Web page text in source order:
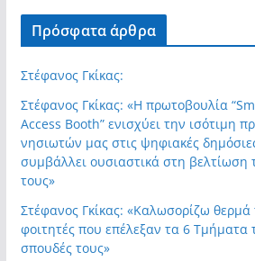
Πρόσφατα άρθρα
Στέφανος Γκίκας:
Στέφανος Γκίκας: «Η πρωτοβουλία
Access Booth” ενισχύει την ισότιμη
νησιωτών μας στις ψηφιακές
συμβάλλει ουσιαστικά στη βελτίωση
τους»
Στέφανος Γκίκας: «Καλωσορίζω θερμά
φοιτητές που επέλεξαν τα 6 Τμήματα
σπουδές τους»